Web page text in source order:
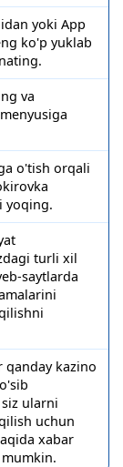
yoki App
ko'p yuklab
va
o'tish orqali
yoqing.
turli xil
saytlarda
qanday kazino
ularni
uchun
xabar